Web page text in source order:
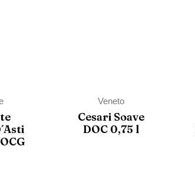
Veneto
Cesari Soave
DOC 0,75 l